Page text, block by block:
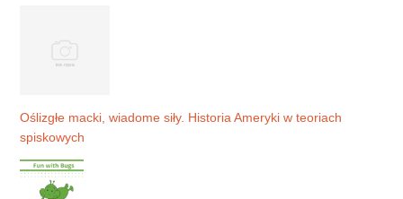
Oślizgłe macki, wiadome siły. Historia Ameryki w teoriach
spiskowych